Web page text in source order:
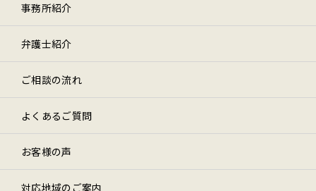
事務所紹介
弁護士紹介
ご相談の流れ
よくあるご質問
お客様の声
対応地域のご案内